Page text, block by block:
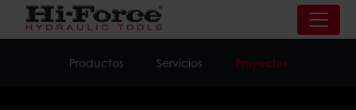
Productos Servicios Proyectos